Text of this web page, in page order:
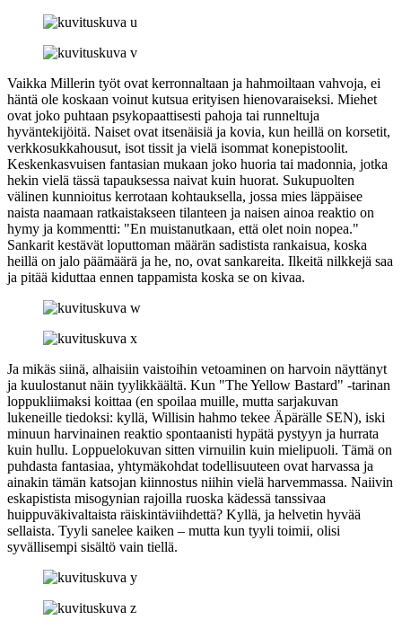
Vaikka Millerin työt ovat kerronnaltaan ja hahmoiltaan vahvoja, ei
häntä ole koskaan voinut kutsua erityisen hienovaraiseksi. Miehet
ovat joko puhtaan psykopaattisesti pahoja tai runneltuja
hyväntekijöitä. Naiset ovat itsenäisiä ja kovia, kun heillä on korsetit,
verkkosukkahousut, isot tissit ja vielä isommat konepistoolit.
Keskenkasvuisen fantasian mukaan joko huoria tai madonnia, jotka
hekin vielä tässä tapauksessa naivat kuin huorat. Sukupuolten
välinen kunnioitus kerrotaan kohtauksella, jossa mies läppäisee
naista naamaan ratkaistakseen tilanteen ja naisen ainoa reaktio on
hymy ja kommentti: "En muistanutkaan, että olet noin nopea."
Sankarit kestävät loputtoman määrän sadistista rankaisua, koska
heillä on jalo päämäärä ja he, no, ovat sankareita. Ilkeitä nilkkejä saa
ja pitää kiduttaa ennen tappamista koska se on kivaa.
Ja mikäs siinä, alhaisiin vaistoihin vetoaminen on harvoin näyttänyt
ja kuulostanut näin tyylikkäältä. Kun "The Yellow Bastard" ‑tarinan
loppukliimaksi koittaa (en spoilaa muille, mutta sarjakuvan
lukeneille tiedoksi: kyllä, Willisin hahmo tekee Äpärälle SEN), iski
minuun harvinainen reaktio spontaanisti hypätä pystyyn ja hurrata
kuin hullu. Loppuelokuvan sitten virnuilin kuin mielipuoli. Tämä on
puhdasta fantasiaa, yhtymäkohdat todellisuuteen ovat harvassa ja
ainakin tämän katsojan kiinnostus niihin vielä harvemmassa. Naiivin
eskapistista misogynian rajoilla ruoska kädessä tanssivaa
huippuväkivaltaista räiskintäviihdettä? Kyllä, ja helvetin hyvää
sellaista. Tyyli sanelee kaiken – mutta kun tyyli toimii, olisi
syvällisempi sisältö vain tiellä.